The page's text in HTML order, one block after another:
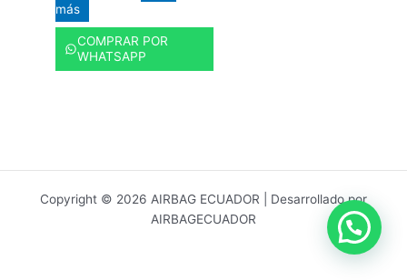
más
COMPRAR POR
WHATSAPP
Copyright © 2026 AIRBAG ECUADOR | Desarrollado por
AIRBAGECUADOR